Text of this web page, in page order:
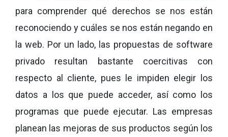
para comprender qué derechos se nos están
reconociendo y cuáles se nos están negando en
la web. Por un lado, las propuestas de software
privado resultan bastante coercitivas con
respecto al cliente, pues le impiden elegir los
datos a los que puede acceder, así como los
programas que puede ejecutar. Las empresas
planean las mejoras de sus productos según los